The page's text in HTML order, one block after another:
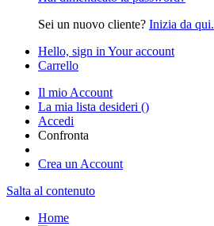
Sei un nuovo cliente? Inizia da qui.
Hello, sign in Your account
Carrello
Il mio Account
La mia lista desideri ()
Accedi
Confronta
Crea un Account
Salta al contenuto
Home